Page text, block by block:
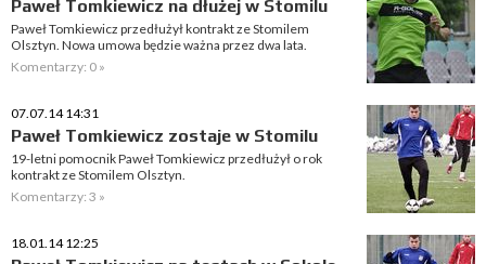
Paweł Tomkiewicz na dłużej w Stomilu
Paweł Tomkiewicz przedłużył kontrakt ze Stomilem
Olsztyn. Nowa umowa będzie ważna przez dwa lata.
Komentarzy: 0 »
07.07.14 14:31
Paweł Tomkiewicz zostaje w Stomilu
19-letni pomocnik Paweł Tomkiewicz przedłużył o rok
kontrakt ze Stomilem Olsztyn.
Komentarzy: 3 »
18.01.14 12:25